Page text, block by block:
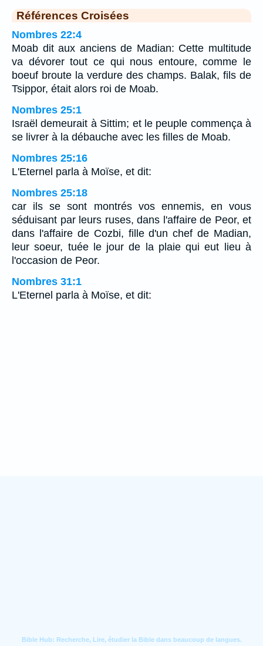
Références Croisées
Nombres 22:4
Moab dit aux anciens de Madian: Cette multitude
va dévorer tout ce qui nous entoure, comme le
boeuf broute la verdure des champs. Balak, fils de
Tsippor, était alors roi de Moab.
Nombres 25:1
Israël demeurait à Sittim; et le peuple commença à
se livrer à la débauche avec les filles de Moab.
Nombres 25:16
L'Eternel parla à Moïse, et dit:
Nombres 25:18
car ils se sont montrés vos ennemis, en vous
séduisant par leurs ruses, dans l'affaire de Peor, et
dans l'affaire de Cozbi, fille d'un chef de Madian,
leur soeur, tuée le jour de la plaie qui eut lieu à
l'occasion de Peor.
Nombres 31:1
L'Eternel parla à Moïse, et dit: